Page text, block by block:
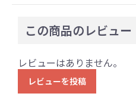
この商品のレビュー
レビューはありません。
レビューを投稿